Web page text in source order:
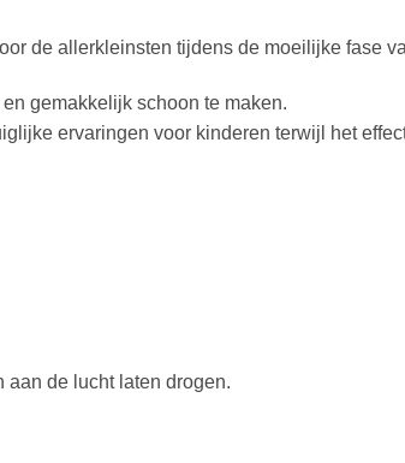
de allerkleinsten tijdens de moeilijke fase
gemakkelijk schoon te maken.
ervaringen voor kinderen terwijl het
aan de lucht laten drogen.